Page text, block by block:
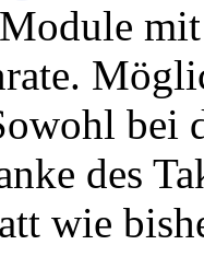
bei
des
wie